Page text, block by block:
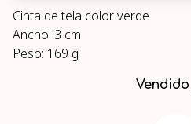
Cinta de tela color verde
Ancho: 3 cm
Peso: 169 g